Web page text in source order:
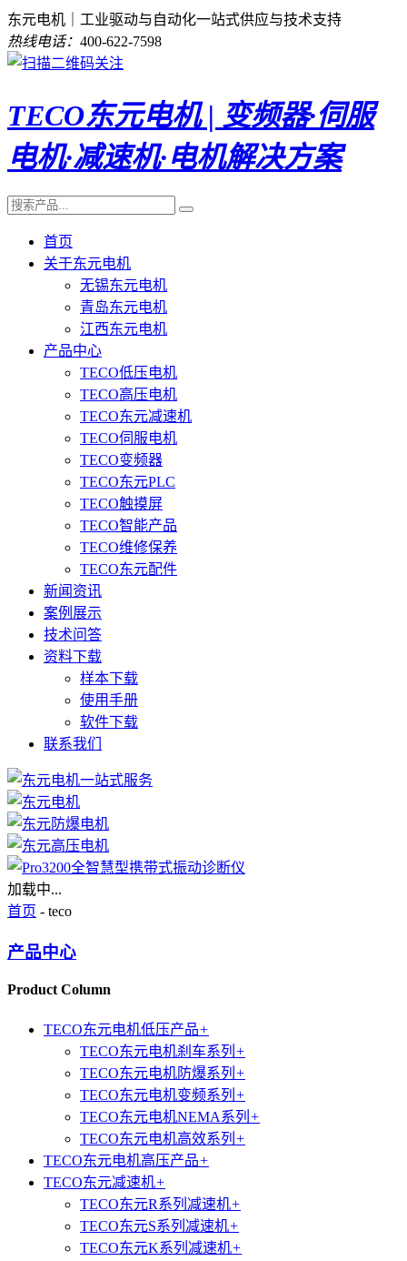
东元电机｜工业驱动与自动化一站式供应与技术支持
热线电话： 400-622-7598
TECO东元电机 | 变频器·伺服
电机·减速机·电机解决方案
首页
关于东元电机
无锡东元电机
青岛东元电机
江西东元电机
产品中心
TECO低压电机
TECO高压电机
TECO东元减速机
TECO伺服电机
TECO变频器
TECO东元PLC
TECO触摸屏
TECO智能产品
TECO维修保养
TECO东元配件
新闻资讯
案例展示
技术问答
资料下载
样本下载
使用手册
软件下载
联系我们
加载中...
首页 - teco
产品中心
Product Column
TECO东元电机低压产品+
TECO东元电机刹车系列 +
TECO东元电机防爆系列 +
TECO东元电机变频系列 +
TECO东元电机NEMA系列 +
TECO东元电机高效系列 +
TECO东元电机高压产品+
TECO东元减速机+
TECO东元R系列减速机+
TECO东元S系列减速机+
TECO东元K系列减速机+